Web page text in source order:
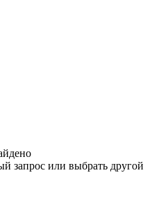
запрос или выбрать другой